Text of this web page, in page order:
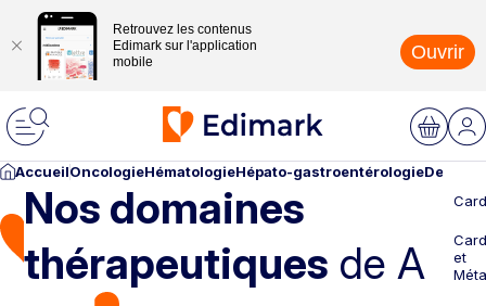
Retrouvez les contenus
Edimark sur l'application
mobile
Ouvrir
AccueilOncologieHématologieHépato-gastroentérologie
Nos domaines
thérapeutiques de A
et